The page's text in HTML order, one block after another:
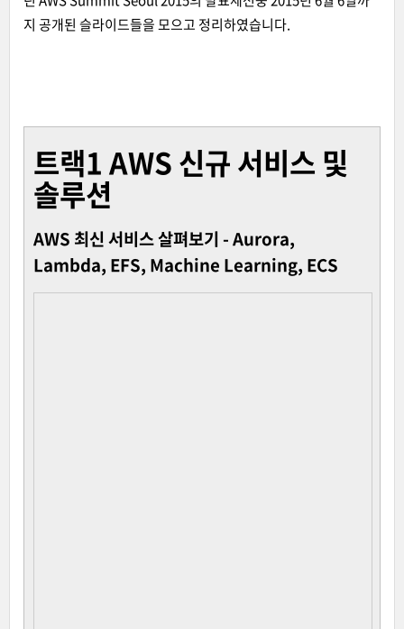
지 공개된 슬라이드들을 모으고 정리하였습니다.
트랙1 AWS 신규 서비스 및
솔루션
AWS 최신 서비스 살펴보기 - Aurora,
Lambda, EFS, Machine Learning, ECS